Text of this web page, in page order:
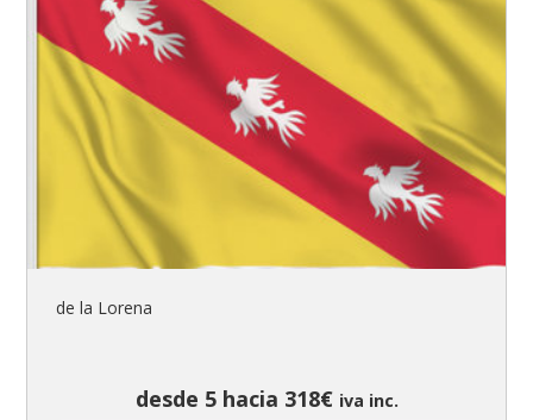
de la Lorena
desde 5 hacia 318€ iva inc.